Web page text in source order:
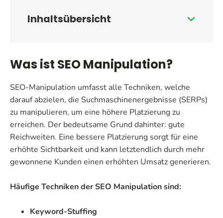
Inhalts­übersicht
Was ist SEO Manipulation?
SEO-Manipulation umfasst alle Techniken, welche
darauf abzielen, die Suchmaschinenergebnisse (SERPs)
zu manipulieren, um eine höhere Platzierung zu
erreichen. Der bedeutsame Grund dahinter: gute
Reichweiten. Eine bessere Platzierung sorgt für eine
erhöhte Sichtbarkeit und kann letztendlich durch mehr
gewonnene Kunden einen erhöhten Umsatz generieren.
Häufige Techniken der SEO Manipulation sind:
Keyword-Stuffing